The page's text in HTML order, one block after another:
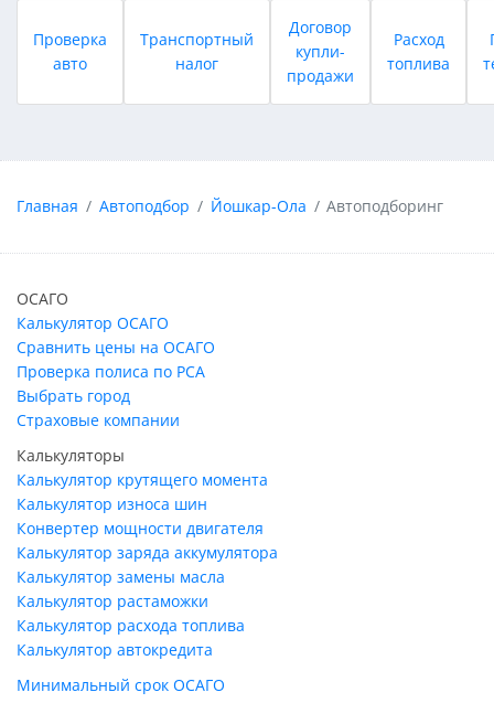
Проверка
авто
Транспортный
налог
Договор
купли-
продажи
Расход
топлива
Главная Автоподбор Йошкар-Ола Автоподборинг
ОСАГО
Калькулятор ОСАГО
Сравнить цены на ОСАГО
Проверка полиса по РСА
Выбрать город
Страховые компании
Калькуляторы
Калькулятор крутящего момента
Калькулятор износа шин
Конвертер мощности двигателя
Калькулятор заряда аккумулятора
Калькулятор замены масла
Калькулятор растаможки
Калькулятор расхода топлива
Калькулятор автокредита
Минимальный срок ОСАГО